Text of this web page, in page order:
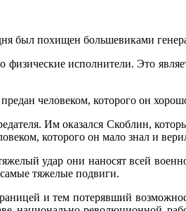
был похищен большевиками
исполнители. Это
человеком, которого он
Им оказался Скоблин,
которого он мало знал и
удар они наносят всей
тяжелые подвиги.
и тем потерявший